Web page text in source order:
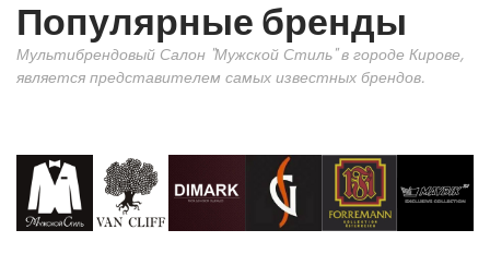
Популярные бренды
Мультибрендовый Салон "Мужской Стиль" в городе Кирове,
является представителем самых известных брендов.